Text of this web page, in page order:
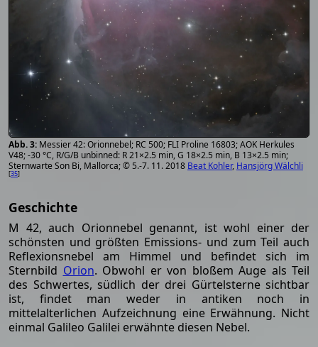
Messier 42: Orionnebel; RC 500; FLI Proline 16803; AOK Herkules
V48; -30 °C, R/G/B unbinned: R 21×2.5 min, G 18×2.5 min, B 13×2.5 min;
Sternwarte Son Bi, Mallorca; © 5.-7. 11. 2018 Beat Kohler, Hansjörg Wälchli
[35]
Geschichte
M 42, auch Orionnebel genannt, ist wohl einer der
schönsten und größten Emissions- und zum Teil auch
Reflexionsnebel am Himmel und befindet sich im
Sternbild Orion. Obwohl er von bloßem Auge als Teil
des Schwertes, südlich der drei Gürtelsterne sichtbar
ist, findet man weder in antiken noch in
mittelalterlichen Aufzeichnung eine Erwähnung. Nicht
einmal Galileo Galilei erwähnte diesen Nebel.